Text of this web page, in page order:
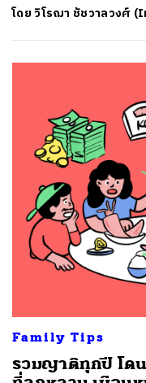
โดยวิโรฌา ชัชวาลวงศ์
Family Tips
รวมญาติทุกปี โด